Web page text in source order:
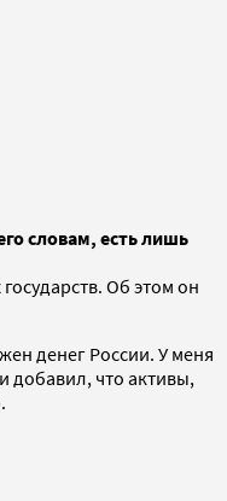
словам, есть лишь
Об этом он
денег России. У меня
добавил, что активы,